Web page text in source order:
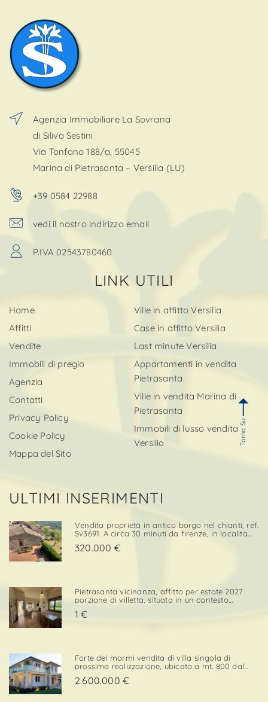
Agenzia Immobiliare La Sovrana
di Siliva Sestini
Via Tonfano 188/a, 55045
Marina di Pietrasanta – Versilia (LU)
+39 0584 22988
vedi il nostro indirizzo email
P.IVA 02543780460
LINK UTILI
Home
Affitti
Vendite
Immobili di pregio
Agenzia
Contatti
Privacy Policy
Cookie Policy
Mappa del Sito
Ville in affitto Versilia
Case in affitto Versilia
Last minute Versilia
Appartamenti in vendita
Pietrasanta
Ville in vendita Marina di
Pietrasanta
Immobili di lusso vendita
Versilia
ULTIMI INSERIMENTI
Vendita proprietà in antico borgo nel chianti, ref.
Sv3691. A circa 30 minuti da firenze, in località
medievale immerso nella natura, proponiamo in
320.000 €
Pietrasanta vicinanza, affitto per estate 2027
porzione di villetta, situata in un contesto
servizi. L’immobile è dotato di una porzione di
1 €
Forte dei marmi vendita di villa singola di
prossima realizzazione, ubicata a mt. 800 dal
elegante e prossima ai servizi. Strutturata su 2
2.600.000 €
Torna Su